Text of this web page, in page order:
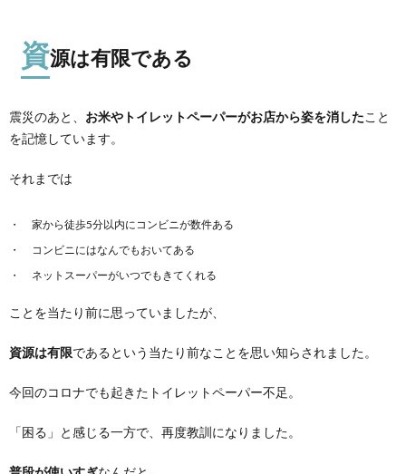
資源は有限である
震災のあと、 お米やトイレットペーパーがお店から姿を消したこと
を記憶しています。
それまでは
家から徒歩5分以内にコンビニが数件ある
コンビニにはなんでもおいてある
ネットスーパーがいつでもきてくれる
ことを当たり前に思っていましたが、
資源は有限であるという当たり前なことを思い知らされました。
今回のコロナでも起きたトイレットペーパー不足。
「困る」と感じる一方で、再度教訓になりました。